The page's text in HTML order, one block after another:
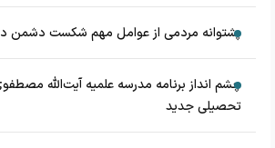
پشتوانه مردمی از عوامل مهم شکست
چشم‌ انداز برنامه مدرسه علمیه آیت‌الله
تحصیلی جدید